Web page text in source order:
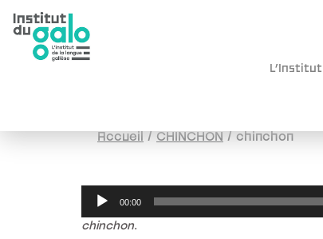
L’Institut
Accueil/CHINCHON/chinchon
Audio
Player
00:00
chinchon.